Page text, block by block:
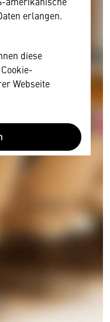
erlangen.
diese
Webseite
externen